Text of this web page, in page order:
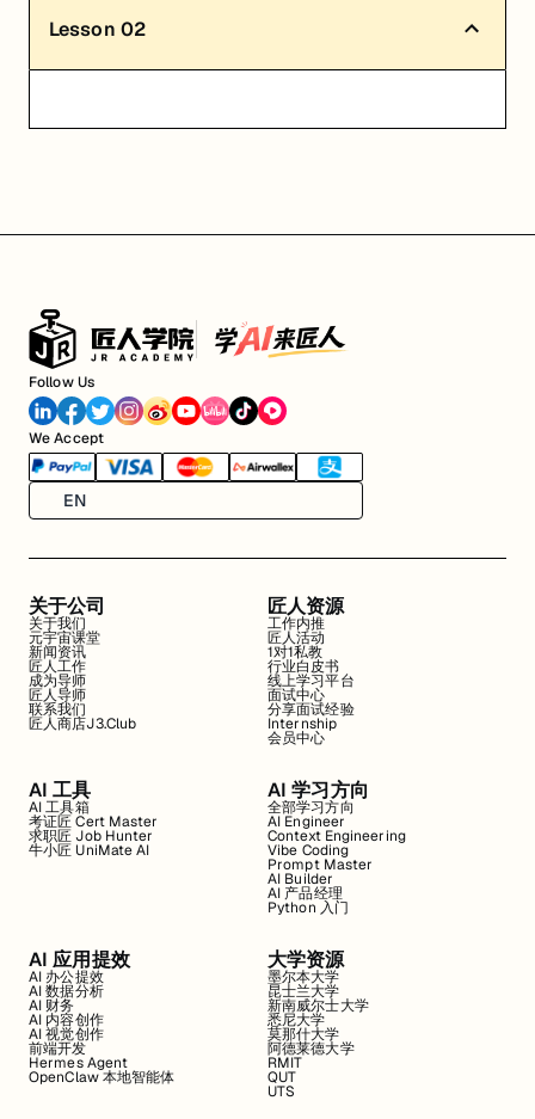
Lesson 02
Follow Us
We Accept
EN
关于公司
关于我们
元宇宙课堂
新闻资讯
匠人工作
成为导师
匠人导师
联系我们
匠人商店J3.Club
匠人资源
工作内推
匠人活动
1对1私教
行业白皮书
线上学习平台
面试中心
分享面试经验
Internship
会员中心
AI 工具
AI 工具箱
考证匠 Cert Master
求职匠 Job Hunter
牛小匠 UniMate AI
AI 学习方向
全部学习方向
AI Engineer
Context Engineering
Vibe Coding
Prompt Master
AI Builder
AI 产品经理
Python 入门
AI 应用提效
AI 办公提效
AI 数据分析
AI 财务
AI 内容创作
AI 视觉创作
前端开发
Hermes Agent
OpenClaw 本地智能体
大学资源
墨尔本大学
昆士兰大学
新南威尔士大学
悉尼大学
莫那什大学
阿德莱德大学
RMIT
QUT
UTS